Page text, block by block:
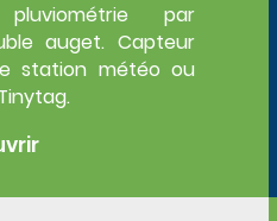
par
auget. Capteur
station météo ou